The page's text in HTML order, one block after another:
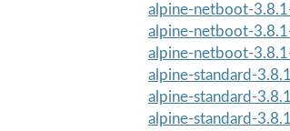
alpine-netboot-
alpine-netboot-
alpine-netboot-
alpine-standard-
alpine-standard-
alpine-standard-